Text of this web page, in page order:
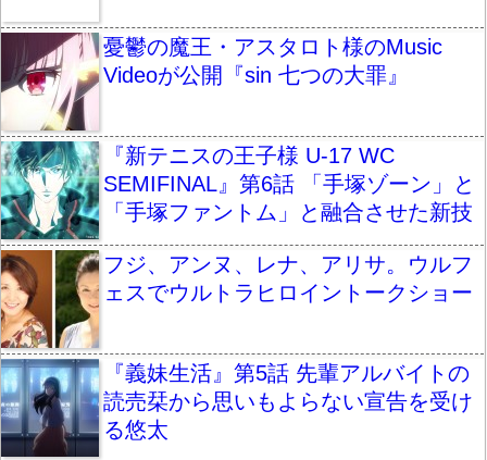
憂鬱の魔王・アスタロト様のMusic
Videoが公開『sin 七つの大罪』
『新テニスの王子様 U-17 WC
SEMIFINAL』第6話 「手塚ゾーン」と
「手塚ファントム」と融合させた新技
フジ、アンヌ、レナ、アリサ。ウルフ
ェスでウルトラヒロイントークショー
『義妹生活』第5話 先輩アルバイトの
読売栞から思いもよらない宣告を受け
る悠太